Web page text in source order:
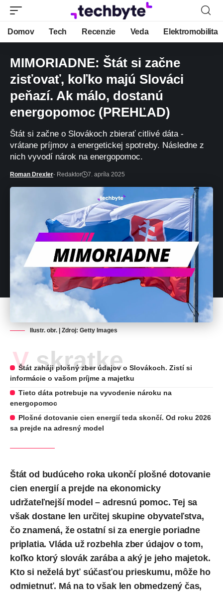
Domov Tech Recenzie Veda Elektromobilita
MIMORIADNE: Štát si začne
zisťovať, koľko majú Slováci
peňazí. Ak málo, dostanú
energopomoc (PREHĽAD)
Štát si začne o Slovákoch zbierať citlivé dáta -
vrátane príjmov a energetickej spotreby. Následne z
nich vyvodí nárok na energopomoc.
Roman Drexler- Redaktor 7. apríla 2025
Ilustr. obr. | Zdroj: Getty Images
V skratke
Štát zaháji plošný zber údajov o Slovákoch. Zistí si
informácie o vašom príjme a majetku
Tieto dáta potrebuje na vyvodenie nároku na
energopomoc
Plošné dotovanie cien energií teda skončí. Od roku 2026
sa prejde na adresný model
Štát od budúceho roka ukončí plošné dotovanie
cien energií a prejde na ekonomicky
udržateľnejší model – adresnú pomoc. Tej sa
však dostane len určitej skupine obyvateľstva,
čo znamená, že ostatní si za energie poriadne
priplatia. Vláda už rozbehla zber údajov o tom,
koľko ktorý slovák zarába a aký je jeho majetok.
Kto si neželá byť súčasťou prieskumu, môže ho
odmietnuť. Má na to však len obmedzený čas,